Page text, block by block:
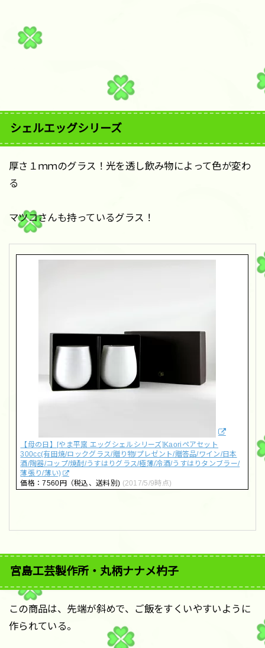
シェルエッグシリーズ
厚さ１ｍｍのグラス！光を透し飲み物によって色が変わ
る
マツコさんも持っているグラス！
【母の日】[やま平窯 エッグシェルシリーズ]Kaoriペアセット
300cc(有田焼/ロックグラス/贈り物/プレゼント/贈答品/ワイン/日本
酒/陶器/コップ/焼酎/うすはりグラス/極薄/冷酒/うすはりタンブラー/
薄張り/薄い)
価格：7560円（税込、送料別) (2017/5/9時点)
宮島工芸製作所・丸柄ナナメ杓子
この商品は、先端が斜めで、ご飯をすくいやすいように
作られている。